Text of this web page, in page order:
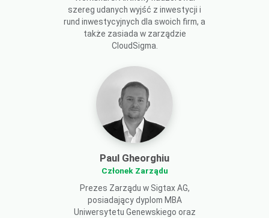
szereg udanych wyjść z inwestycji i
rund inwestycyjnych dla swoich firm, a
także zasiada w zarządzie
CloudSigma.
Paul Gheorghiu
Członek Zarządu
Prezes Zarządu w Sigtax AG,
posiadający dyplom MBA
Uniwersytetu Genewskiego oraz